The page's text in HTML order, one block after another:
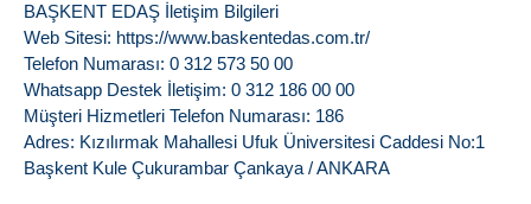
BAŞKENT EDAŞ İletişim Bilgileri
Web Sitesi: https://www.baskentedas.com.tr/
Telefon Numarası: 0 312 573 50 00
Whatsapp Destek İletişim: 0 312 186 00 00
Müşteri Hizmetleri Telefon Numarası: 186
Adres: Kızılırmak Mahallesi Ufuk Üniversitesi Caddesi No:1
Başkent Kule Çukurambar Çankaya / ANKARA